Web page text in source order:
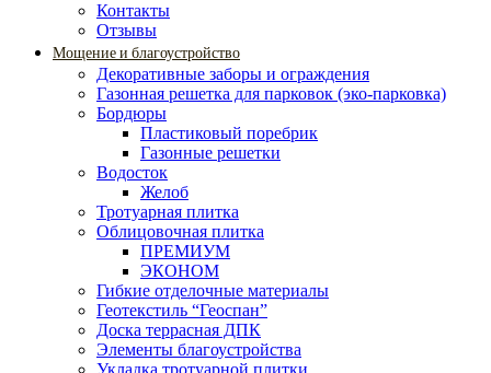
Контакты
Отзывы
Мощение и благоустройство
Декоративные заборы и ограждения
Газонная решетка для парковок (эко-парковка)
Бордюры
Пластиковый поребрик
Газонные решетки
Водосток
Желоб
Тротуарная плитка
Облицовочная плитка
ПРЕМИУМ
ЭКОНОМ
Гибкие отделочные материалы
Геотекстиль “Геоспан”
Доска террасная ДПК
Элементы благоустройства